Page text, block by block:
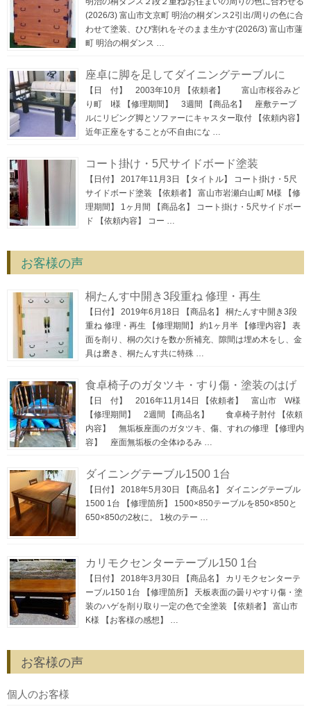
(2026/3) 富山市文京町 明治の桐ダンス2引出/周りの色に合
わせて塗装、ひび割れをそのまま生かす(2026/3) 富山市蓮
町 明治の桐ダンス …
座卓に脚を足してダイニングテーブルに
【日 付】 2003年10月 【依頼者】 富山市桜谷みど
り町 I様 【修理期間】 3週間 【商品名】 座敷テーブ
ルにリビング脚とソファーにキャスター取付 【依頼内容】
近年正座をすることが不自由にな …
コート掛け・5尺サイドボード塗装
【日付】 2017年11月3日 【タイトル】 コート掛け・5尺
サイドボード塗装 【依頼者】 富山市岩瀬白山町 M様 【修
理期間】 1ヶ月間 【商品名】 コート掛け・5尺サイドボー
ド 【依頼内容】 コー …
お客様の声
桐たんす中開き3段重ね 修理・再生
【日付】 2019年6月18日 【商品名】 桐たんす中開き3段
重ね 修理・再生 【修理期間】 約1ヶ月半 【修理内容】 表
面を削り、桐の欠けを数か所補充、隙間は埋め木をし、金
具は磨き、桐たんす共に特殊 …
食卓椅子のガタツキ・すり傷・塗装のはげ
【日 付】 2016年11月14日 【依頼者】 富山市 W様
【修理期間】 2週間 【商品名】 食卓椅子肘付 【依頼
内容】 無垢板座面のガタツキ、傷、すれの修理 【修理内
容】 座面無垢板の全体ゆるみ …
ダイニングテーブル1500 1台
【日付】 2018年5月30日 【商品名】 ダイニングテーブル
1500 1台 【修理箇所】 1500×850テーブルを850×850と
650×850の2枚に。 1枚のテー …
カリモクセンターテーブル150 1台
【日付】 2018年3月30日 【商品名】 カリモクセンターテ
ーブル150 1台 【修理箇所】 天板表面の曇りやすり傷・塗
装のハゲを削り取り一定の色で全塗装 【依頼者】 富山市
K様 【お客様の感想】 …
お客様の声
個人のお客様